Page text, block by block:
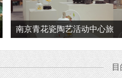
南京青花瓷陶艺活动中心旅
目